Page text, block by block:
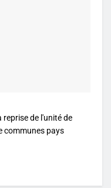
reprise de l'unité de
communes pays